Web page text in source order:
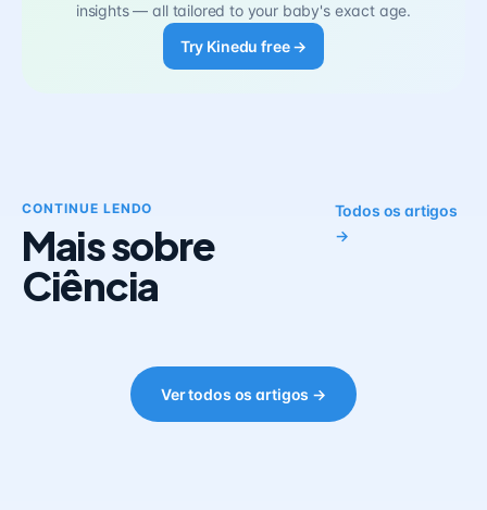
insights — all tailored to your baby's exact age.
Try Kinedu free →
CONTINUE LENDO
Mais sobre
Ciência
Todos os artigos
→
Ver todos os artigos →